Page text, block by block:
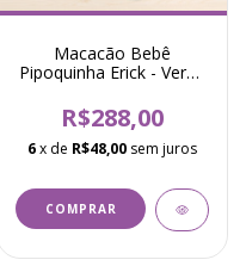
Macacão Bebê
Pipoquinha Erick - Verde
R$288,00
6x de R$48,00 sem juros
COMPRAR